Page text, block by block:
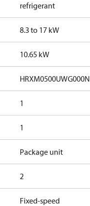
refrigerant
8.3 to 17 kW
10.65 kW
HRXM0500UWG000N
1
1
Package unit
2
Fixed-speed